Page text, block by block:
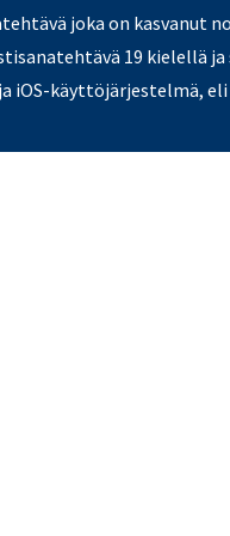
joka on kasvanut
19 kielellä ja
iOS-käyttöjärjestelmä, eli